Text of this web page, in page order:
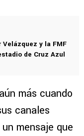
y la FMF
de Cruz Azul
más cuando
canales
mensaje que